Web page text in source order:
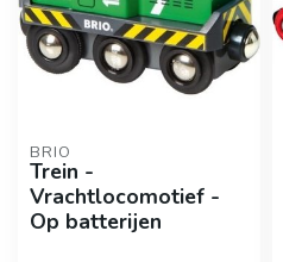
BRIO
Trein -
Vrachtlocomotief -
Op batterijen